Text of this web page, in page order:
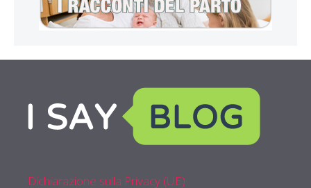
Dichiarazione sulla Privacy (UE)